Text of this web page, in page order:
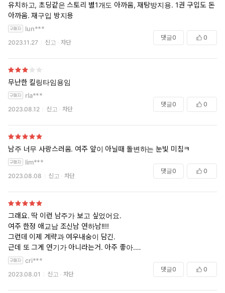
유치하고, 초딩같은 스토리 별1개도 아까움, 재탕방지용. 1권 구입도 돈
아까움. 재구입 방지용
lun***
2023.11.27 신고 차단
댓글0 0
무난한 킬링타임용임
rla***
2023.08.12 신고 차단
댓글0 0
남주 너무 사랑스러움. 여주 앞이 아닐때 돌변하는 눈빛 미침ㅋ
lim***
2023.08.08 신고 차단
댓글0 0
그래요. 딱 이런 남주가 보고 싶었어요.
여주 한정 애교남 조신남 연하남!!!!
그런데 이제 계략과 여우내숭이 담긴.
근데 또 그게 연기가 아니라는거. 아주 좋아.
cri***
2023.08.01 신고 차단
댓글0 0